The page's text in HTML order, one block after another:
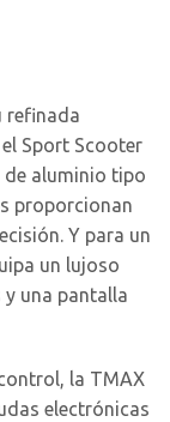
refinada
Sport Scooter
de aluminio tipo
proporcionan
Y para un
un lujoso
una pantalla
la TMAX
electrónicas